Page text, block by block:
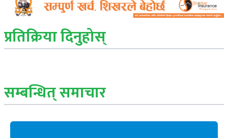
प्रतिक्रिया दिनुहोस्
सम्बन्धित् समाचार